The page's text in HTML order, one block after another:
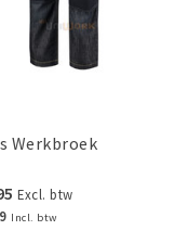
Werkbroek
Excl. btw
Incl. btw